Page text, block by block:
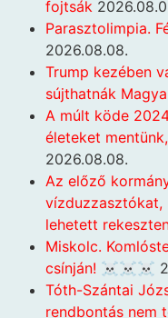
fojtsák
Parasztolimpia.
2026.08.08.
Trump kezében
sújthatnák
A múlt köde
életeket
2026.08.08.
Az előző
vízduzzasztókat,
lehetett
Miskolc.
csínján! ☠️☠️☠️
Tóth-Szántai
rendbontás nem